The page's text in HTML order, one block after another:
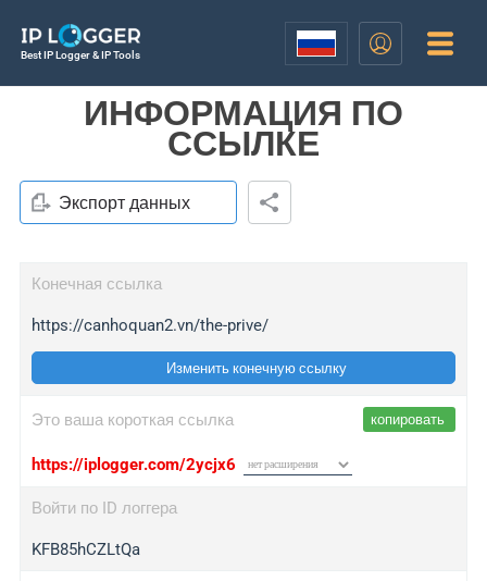
Best IP Logger & IP Tools
ИНФОРМАЦИЯ ПО
ССЫЛКЕ
Экспорт данных
Конечная ссылка
https://canhoquan2.vn/the-prive/
Изменить конечную ссылку
Это ваша короткая ссылка копировать
https://iplogger.com/2ycjx6
Войти по ID логгера
KFB85hCZLtQa